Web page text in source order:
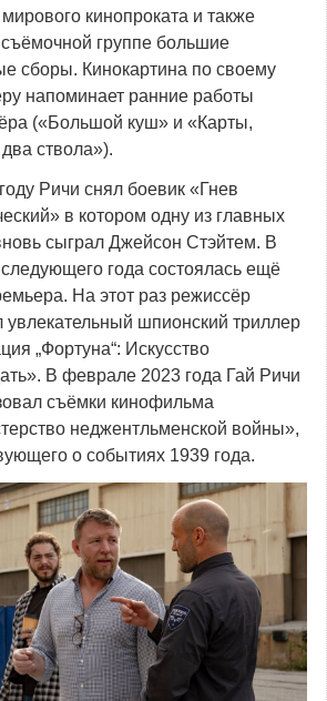
кинопроката и также
группе большие
сборы. Кинокартина по своему
напоминает ранние работы
(«Большой куш» и «Карты,
ствола»).
Ричи снял боевик «Гнев
в котором одну из главных
сыграл Джейсон Стэйтем. В
года состоялась ещё
На этот раз режиссёр
увлекательный шпионский триллер
„Фортуна“: Искусство
В феврале 2023 года Гай Ричи
съёмки кинофильма
неджентльменской войны»,
о событиях 1939 года.